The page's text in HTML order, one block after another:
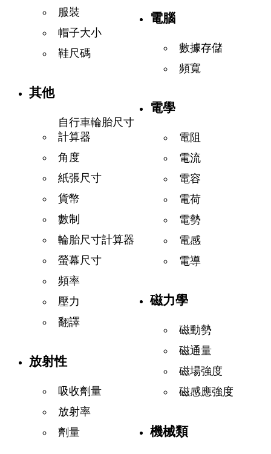
服裝
帽子大小
鞋尺碼
其他
自行車輪胎尺寸
計算器
角度
紙張尺寸
貨幣
數制
輪胎尺寸計算器
螢幕尺寸
頻率
壓力
翻譯
放射性
吸收劑量
放射率
劑量
電腦
數據存儲
頻寬
電學
電阻
電流
電容
電荷
電勢
電感
電導
磁力學
磁動勢
磁通量
磁場強度
磁感應強度
機械類